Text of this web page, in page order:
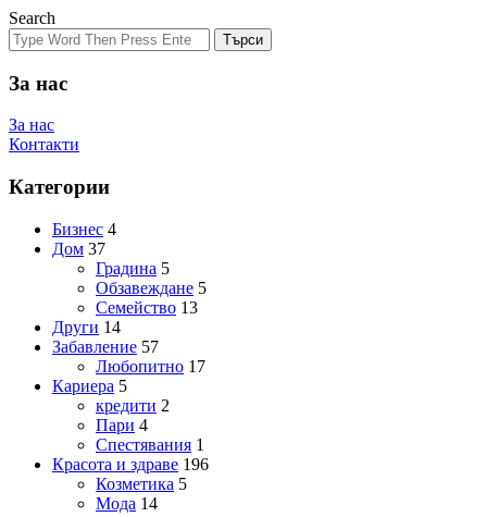
Search
Търси
За нас
За нас
Контакти
Категории
Бизнес 4
Дом 37
Градина 5
Обзавеждане 5
Семейство 13
Други 14
Забавление 57
Любопитно 17
Кариера 5
кредити 2
Пари 4
Спестявания 1
Красота и здраве 196
Козметика 5
Мода 14